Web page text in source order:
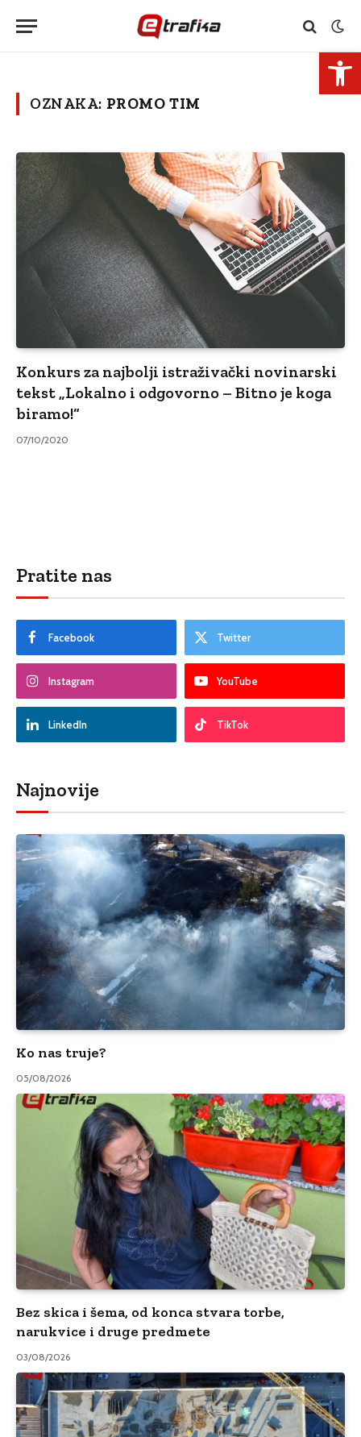
OZNAKA: PROMO TIM
Konkurs za najbolji istraživački novinarski
tekst „Lokalno i odgovorno – Bitno je koga
biramo!“
07/10/2020
Pratite nas
Facebook Twitter
Instagram YouTube
LinkedIn TikTok
Najnovije
Ko nas truje?
05/08/2026
Bez skica i šema, od konca stvara torbe,
narukvice i druge predmete
03/08/2026